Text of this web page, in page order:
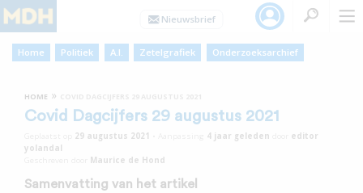
Home Politiek A.I. Zetelgrafiek Onderzoeksarchief
HOME »
Covid Dagcijfers 29 augustus 2021
29 augustus 2021 4 jaar geleden
editor
yolandal
Maurice de Hond
Samenvatting van het artikel